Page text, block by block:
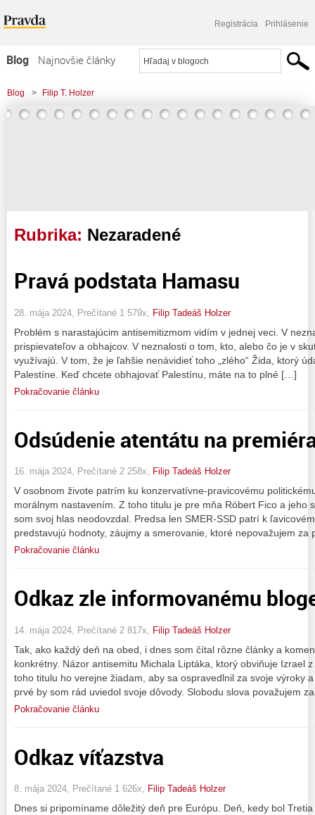
Registrácia Prihlásenie
Blog
Najnovšie články
Najčítanejšie články
Najkomentovanejšie články
Blog > Filip T. Holzer
Rubrika: Nezaradené
Pravá podstata Hamasu
28. mája 2024, Prečítané 1 579x, Filip Tadeáš Holzer
Problém s narastajúcim antisemitizmom vidím v jednej veci. V
prispievateľov a obhajcov. V neznalosti o tom, kto, alebo čo je v
využívajú. V tom, že je ľahšie nenávidieť toho „zlého“ Žida, ktorý
Palestíne. Keď chcete obhajovať Palestínu, máte na to plné […]
Pokračovanie článku
Odsúdenie atentátu na
16. mája 2024, Prečítané 2 258x, Filip Tadeáš Holzer
V osobnom živote patrím ku konzervatívne-pravicovému
morálnym nastavením. Z toho titulu je pre mňa Róbert Fico a jeho
som svoj hlas neodovzdal. Predsa len SMER-SSD patrí k
predstavujú hodnoty, záujmy a smerovanie, ktoré nepovažujem
Pokračovanie článku
Odkaz zle informovanému
14. mája 2024, Prečítané 2 817x, Filip Tadeáš Holzer
Tak, ako každý deň na obed, i dnes som čítal rôzne články a
konkrétny. Názor antisemitu Michala Liptáka, ktorý obviňuje Izrael
toho titulu ho verejne žiadam, aby sa ospravedlnil za svoje výroky
prvé by som rád uviedol svoje dôvody. Slobodu slova považujem
Pokračovanie článku
Odkaz víťazstva
8. mája 2024, Prečítané 1 626x, Filip Tadeáš Holzer
Dnes si pripomíname dôležitý deň pre Európu. Deň, kedy bol